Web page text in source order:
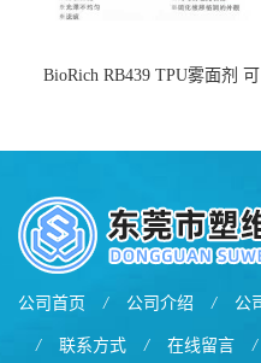
BioRich RB439 TPU雾面剂 可
公司首页 / 公司介绍 / 公
/ 联系方式 / 在线留言 /